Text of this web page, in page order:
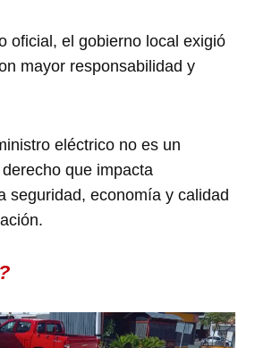
oficial, el gobierno local exigió
mayor responsabilidad y
eléctrico no es un
que impacta
seguridad, economía y calidad